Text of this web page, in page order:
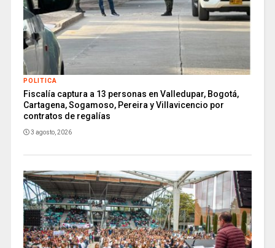
POLITICA
Fiscalía captura a 13 personas en Valledupar, Bogotá,
Cartagena, Sogamoso, Pereira y Villavicencio por
contratos de regalías
3 agosto, 2026